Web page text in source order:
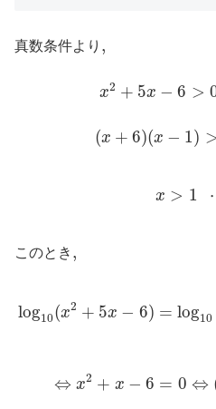
真数条件より ,,
x2 + 5x − 6 >
2 x 0
(x + 6)(x − 1) >
(x 6 )(x − 0
x > 1
1
このとき ,,
log10(x2 + 5x − 6) = log10
log10 x x− =
⇔ x2 + x − 6 = 0 ⇔
x− =0